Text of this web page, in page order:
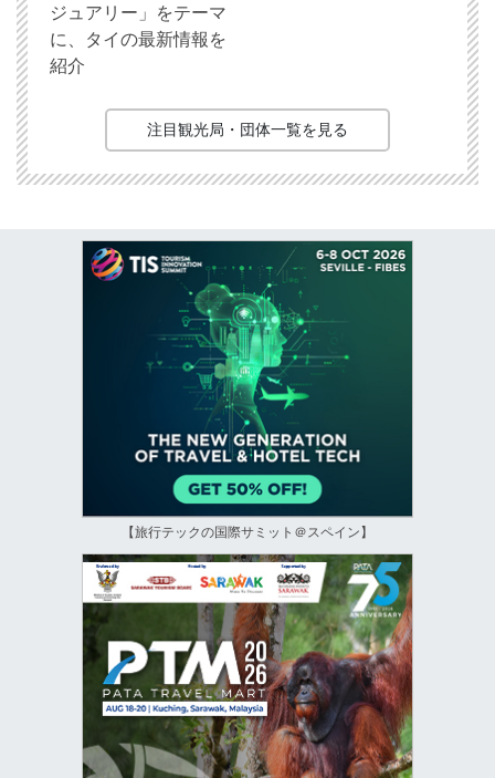
ジュアリー」をテーマ
に、タイの最新情報を
紹介
注目観光局・団体一覧を見る
【旅行テックの国際サミット＠スペイン】